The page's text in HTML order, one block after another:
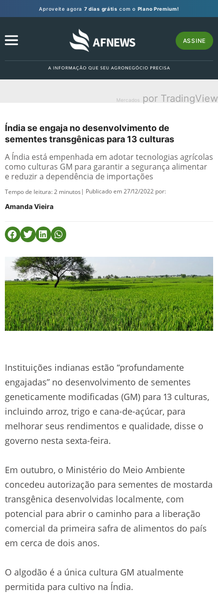
Aproveite agora 7 dias grátis com o Plano Premium!
ASSINE
Mercados por TradingView
Índia se engaja no desenvolvimento de
sementes transgênicas para 13 culturas
A Índia está empenhada em adotar tecnologias agrícolas
como culturas GM para garantir a segurança alimentar
e reduzir a dependência de importações
Tempo de leitura:2 minutos | Publicado em 27/12/2022 por:
Amanda Vieira
Instituições indianas estão “profundamente
engajadas” no desenvolvimento de sementes
geneticamente modificadas (GM) para 13 culturas,
incluindo arroz, trigo e cana-de-açúcar, para
melhorar seus rendimentos e qualidade, disse o
governo nesta sexta-feira.
Em outubro, o Ministério do Meio Ambiente
concedeu autorização para sementes de mostarda
transgênica desenvolvidas localmente, com
potencial para abrir o caminho para a liberação
comercial da primeira safra de alimentos do país
em cerca de dois anos.
O algodão é a única cultura GM atualmente
permitida para cultivo na Índia.